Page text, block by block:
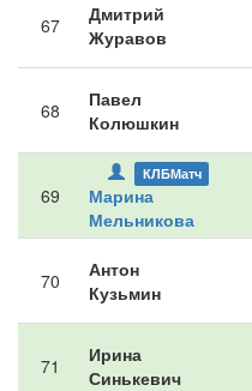
67
Дмитрий
Журавов
68
Павел
Колюшкин
69
КЛБМатч
Марина
Мельникова
70
Антон
Кузьмин
71
Ирина
Синькевич